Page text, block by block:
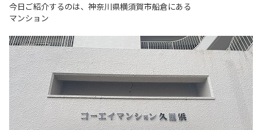
今日ご紹介するのは、神奈川県横須賀市船倉にある
マンション